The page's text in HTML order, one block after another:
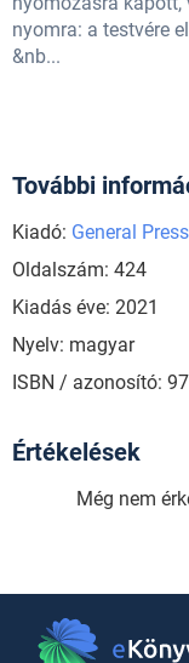
nyomra: a testvére
&nb...
További
Kiadó: General
Oldalszám: 424
Kiadás éve: 2021
Nyelv: magyar
ISBN / azonosító:
Értékelések
Még nem